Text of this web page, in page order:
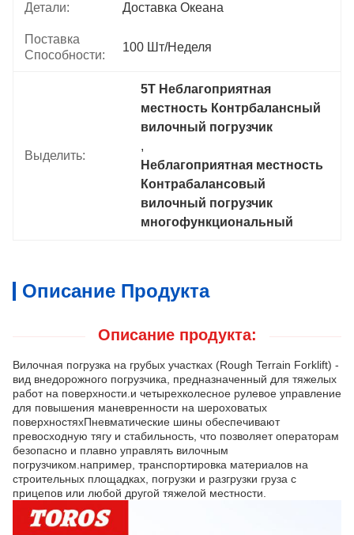
Детали:
Доставка Океана
Поставка
Способности:
100 Шт/неделя
Выделить:
5T Неблагоприятная
местность Контрбалансный
вилочный погрузчик
,
Неблагоприятная местность
Контрабалансовый
вилочный погрузчик
многофункциональный
Описание Продукта
Описание продукта:
Вилочная погрузка на грубых участках (Rough Terrain Forklift) -
вид внедорожного погрузчика, предназначенный для тяжелых
работ на поверхности.и четырехколесное рулевое управление
для повышения маневренности на шероховатых
поверхностяхПневматические шины обеспечивают
превосходную тягу и стабильность, что позволяет операторам
безопасно и плавно управлять вилочным
погрузчиком.например, транспортировка материалов на
строительных площадках, погрузки и разгрузки груза с
прицепов или любой другой тяжелой местности.